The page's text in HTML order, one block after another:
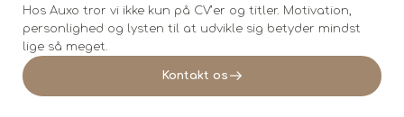
Hos Auxo tror vi ikke kun på CV’er og titler. Motivation,
personlighed og lysten til at udvikle sig betyder mindst
lige så meget.
Kontakt os